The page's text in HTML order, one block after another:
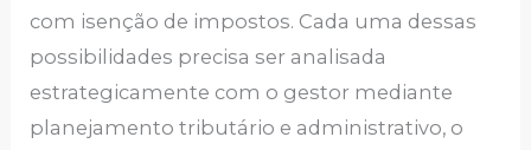
com isenção de impostos. Cada uma dessas
possibilidades precisa ser analisada
estrategicamente com o gestor mediante
planejamento tributário e administrativo, o